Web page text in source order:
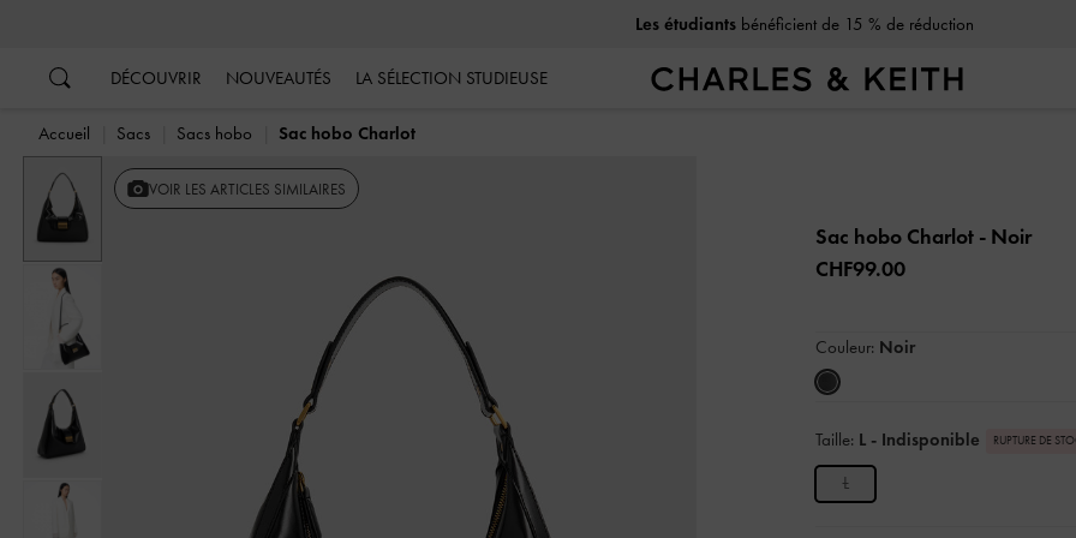
Les étudiants bénéficient de 15 % de réduction
DÉCOUVRIR NOUVEAUTÉS LA SÉLECTION STUDIEUSE
Accueil Sacs Sacs hobo Sac hobo Charlot
Previous VOIR LES ARTICLES SIMILAIRES
Sac hobo Charlot - Noir
CHF99.00
Couleur: Noir
Taille: L - Indisponible RUPTURE DE
L